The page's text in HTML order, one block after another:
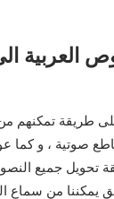
العربية
طريقة تمكنهم من
صوتية ، و كما
تحويل جميع
يمكننا من سماع